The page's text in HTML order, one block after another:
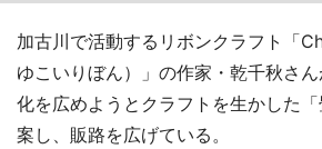
加古川で活動するリボンクラフト「
ゆこいりぼん）」の作家・乾千秋さ
化を広めようとクラフトを生かした
案し、販路を広げている。